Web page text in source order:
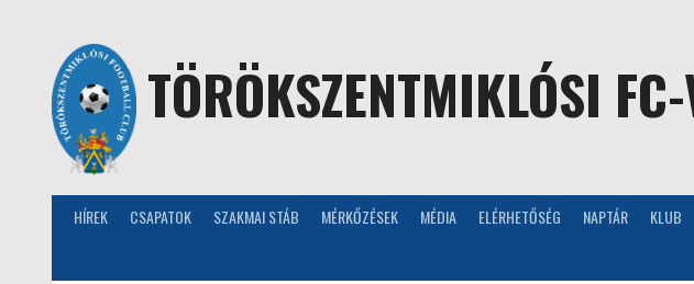
TÖRÖKSZENTMIKLÓSI
HÍREK CSAPATOK SZAKMAI STÁB MÉRKŐZÉSEK MÉDIA ELÉRHETŐSÉG NAPTÁR KLUB